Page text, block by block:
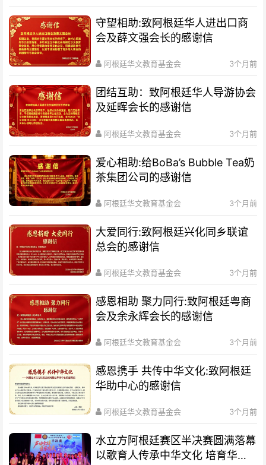
守望相助:致阿根廷华人进出口商
会及薛文强会长的感谢信
阿根廷华文教育基金会 3个月前
团结互助：致阿根廷华人导游协会
及延晖会长的感谢信
阿根廷华文教育基金会 3个月前
爱心相助:给BoBa’s Bubble Tea奶
茶集团公司的感谢信
阿根廷华文教育基金会 3个月前
大爱同行:致阿根廷兴化同乡联谊
总会的感谢信
阿根廷华文教育基金会 3个月前
感恩相助 聚力同行:致阿根廷粤商
会及余永辉会长的感谢信
阿根廷华文教育基金会 3个月前
感恩携手 共传中华文化:致阿根廷
华助中心的感谢信
阿根廷华文教育基金会 3个月前
水立方阿根廷赛区半决赛圆满落幕
以歌育人传承中华文化 培育华裔